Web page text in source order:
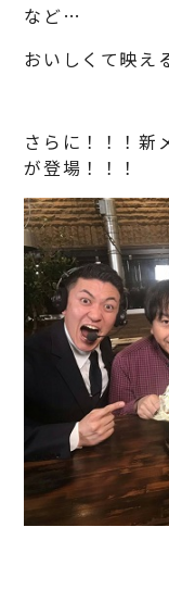
など…
おいしくて映え
さらに！！！新
が登場！！！